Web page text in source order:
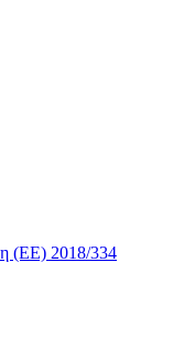
(ΕΕ) 2018/334